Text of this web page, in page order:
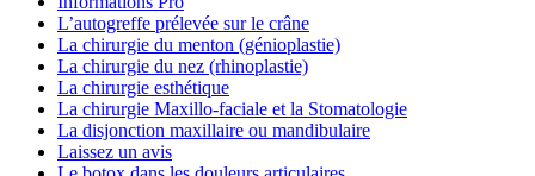
L’autogreffe prélevée sur le crâne
La chirurgie du menton (génioplastie)
La chirurgie du nez (rhinoplastie)
La chirurgie esthétique
La chirurgie Maxillo-faciale et la Stomatologie
La disjonction maxillaire ou mandibulaire
Laissez un avis